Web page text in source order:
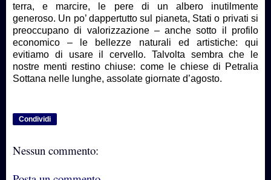
terra, e marcire, le pere di un albero inutilmente
generoso. Un po’ dappertutto sul pianeta, Stati o privati si
preoccupano di valorizzazione – anche sotto il profilo
economico – le bellezze naturali ed artistiche: qui
evitiamo di usare il cervello. Talvolta sembra che le
nostre menti restino chiuse: come le chiese di Petralia
Sottana nelle lunghe, assolate giornate d’agosto.
Condividi
Nessun commento: